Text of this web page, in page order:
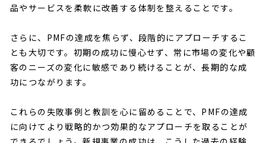
品やサービスを柔軟に改善する体制を整えることです。
さらに、PMFの達成を焦らず、段階的にアプローチするこ
とも大切です。初期の成功に慢心せず、常に市場の変化や顧
客のニーズの変化に敏感であり続けることが、長期的な成
功につながります。
これらの失敗事例と教訓を心に留めることで、PMFの達成
に向けてより戦略的かつ効果的なアプローチを取ることが